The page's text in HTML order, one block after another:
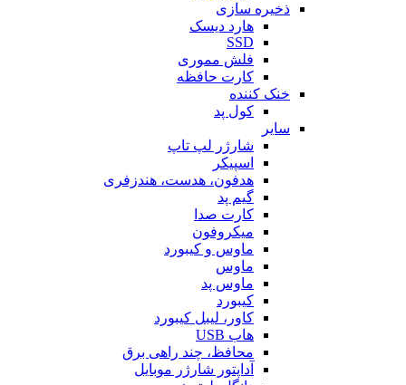
ذخیره سازی
هارد دیسک
SSD
فلش مموری
کارت حافظه
خنک کننده
کول پد
سایر
شارژر لپ تاپ
اسپیکر
هدفون، هدست، هندزفری
گیم پد
کارت صدا
میکروفون
ماوس و کیبورد
ماوس
ماوس پد
کیبورد
کاور، لیبل کیبورد
هاب USB
محافظ، چند راهی برق
آداپتور شارژر موبایل